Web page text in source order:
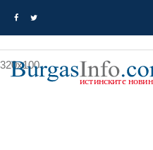
320x100